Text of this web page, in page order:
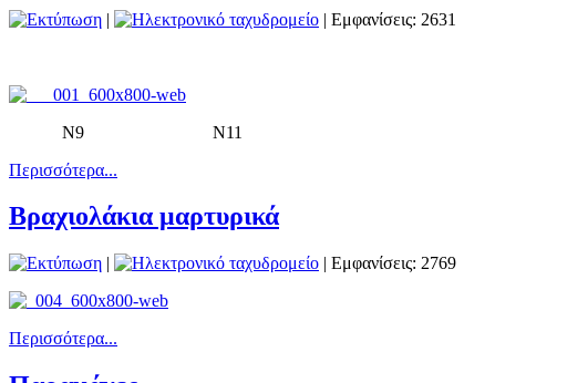
| | Εμφανίσεις: 2631
N9 N11
Περισσότερα...
Βραχιολάκια μαρτυρικά
| | Εμφανίσεις: 2769
Περισσότερα...